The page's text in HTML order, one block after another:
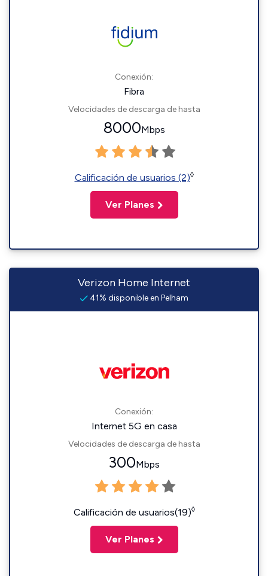
Conexión:
Fibra
Velocidades de descarga de hasta
8000Mbps
Calificación de usuarios (2)◊
Ver Planes
Verizon Home Internet
41% disponible en Pelham
Conexión:
Internet 5G en casa
Velocidades de descarga de hasta
300Mbps
Calificación de usuarios(19)◊
Ver Planes